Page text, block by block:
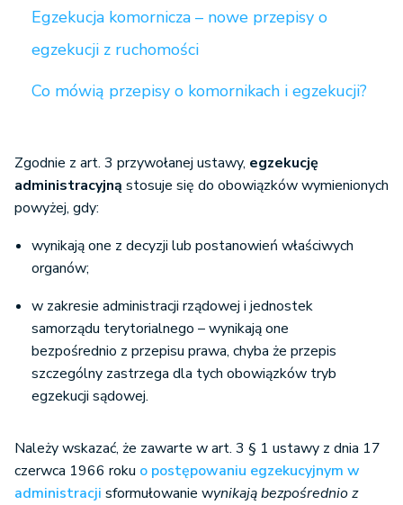
Egzekucja komornicza – nowe przepisy o
egzekucji z ruchomości
Co mówią przepisy o komornikach i egzekucji?
Zgodnie z art. 3 przywołanej ustawy, egzekucję
administracyjną stosuje się do obowiązków wymienionych
powyżej, gdy:
wynikają one z decyzji lub postanowień właściwych
organów;
w zakresie administracji rządowej i jednostek
samorządu terytorialnego – wynikają one
bezpośrednio z przepisu prawa, chyba że przepis
szczególny zastrzega dla tych obowiązków tryb
egzekucji sądowej.
Należy wskazać, że zawarte w art. 3 § 1 ustawy z dnia 17
czerwca 1966 roku o postępowaniu egzekucyjnym w
administracji sformułowanie wynikają bezpośrednio z